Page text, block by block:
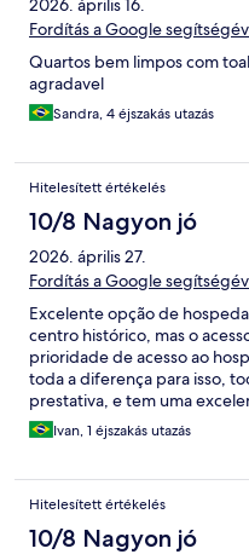
2026. április 16.
Fordítás a Google
Quartos bem limpos com
agradavel
Sandra, 4 éjszakás utazás
Hitelesített értékelés
10/8 Nagyon jó
2026. április 27.
Fordítás a Google
Excelente opção de
centro histórico, mas o
prioridade de acesso ao
toda a diferença para isso,
prestativa, e tem uma
foam ótimos
Ivan, 1 éjszakás utazás
Hitelesített értékelés
10/8 Nagyon jó